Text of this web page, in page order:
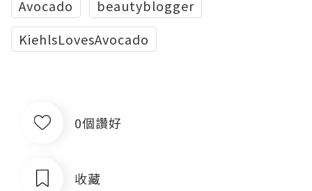
Avocado
beautyblogger
KiehlsLovesAvocado
0個讚好
收藏